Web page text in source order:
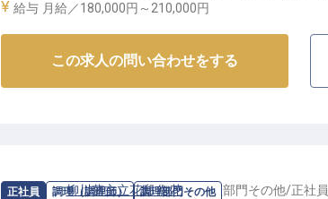
【この企業・施設について】
給与 月給／180,000円～ 210,000円
この求人の問い合わせをする
正社員 調理（調理師） 調理部門その他
求人情報：柳川藩主立花邸 御花の調理部門その他/正社員